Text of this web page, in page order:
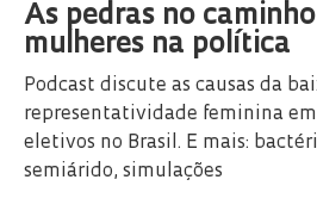
As pedras no
mulheres na política
Podcast discute as causas da
representatividade feminina em
eletivos no Brasil. E mais:
semiárido, simulações